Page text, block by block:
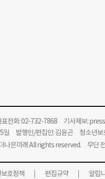
전화: 02-732-7868 기사제보:
일 발행인/편집인: 김윤곤 청소년보
은미래 All rights reserved. 무단 전
호정책 편집규약 알립